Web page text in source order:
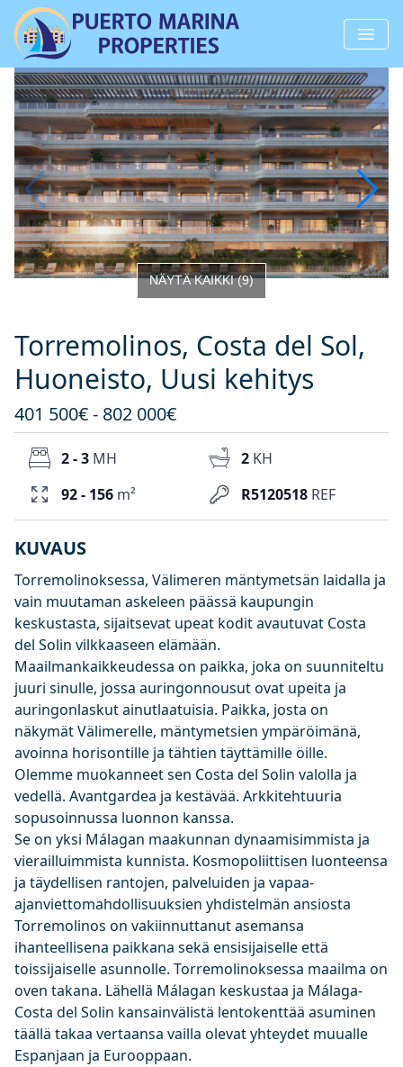
NÄYTÄ KAIKKI(9)
Torremolinos, Costa del Sol,
Huoneisto, Uusi kehitys
401 500€ - 802 000€
R5120518 REF
2 - 3 MH 2 KH
92 - 156 m²
KUVAUS
Torremolinoksessa, Välimeren mäntymetsän laidalla ja
vain muutaman askeleen päässä kaupungin
keskustasta, sijaitsevat upeat kodit avautuvat Costa
del Solin vilkkaaseen elämään.
Maailmankaikkeudessa on paikka, joka on suunniteltu
juuri sinulle, jossa auringonnousut ovat upeita ja
auringonlaskut ainutlaatuisia. Paikka, josta on
näkymät Välimerelle, mäntymetsien ympäröimänä,
avoinna horisontille ja tähtien täyttämille öille.
Olemme muokanneet sen Costa del Solin valolla ja
vedellä. Avantgardea ja kestävää. Arkkitehtuuria
sopusoinnussa luonnon kanssa.
Se on yksi Málagan maakunnan dynaamisimmista ja
vierailluimmista kunnista. Kosmopoliittisen luonteensa
ja täydellisen rantojen, palveluiden ja vapaa-
ajanviettomahdollisuuksien yhdistelmän ansiosta
Torremolinos on vakiinnuttanut asemansa
ihanteellisena paikkana sekä ensisijaiselle että
toissijaiselle asunnolle. Torremolinoksessa maailma on
oven takana. Lähellä Málagan keskustaa ja Málaga-
Costa del Solin kansainvälistä lentokenttää asuminen
täällä takaa vertaansa vailla olevat yhteydet muualle
Espanjaan ja Eurooppaan.